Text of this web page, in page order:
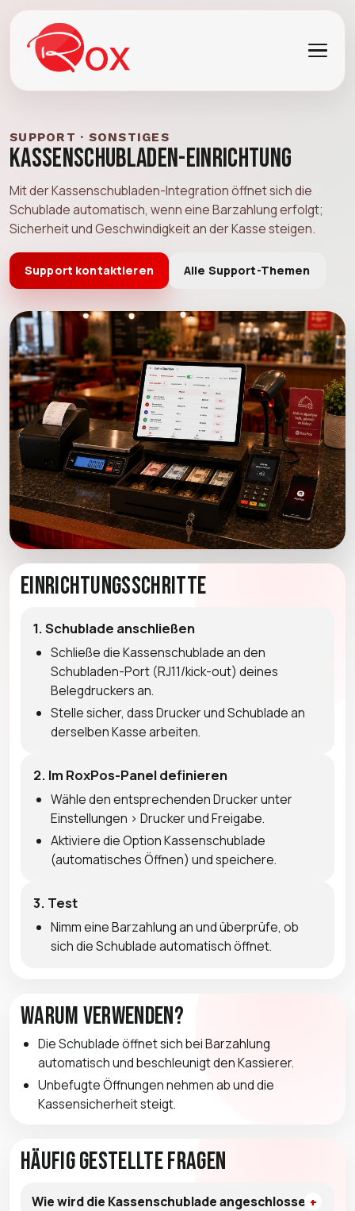
SUPPORT · SONSTIGES
Kassenschubladen-Einrichtung
Mit der Kassenschubladen-Integration öffnet sich die
Schublade automatisch, wenn eine Barzahlung erfolgt;
Sicherheit und Geschwindigkeit an der Kasse steigen.
Support kontaktieren Alle Support-Themen
Einrichtungsschritte
1. Schublade anschließen
Schließe die Kassenschublade an den
Schubladen-Port (RJ11/kick-out) deines
Belegdruckers an.
Stelle sicher, dass Drucker und Schublade an
derselben Kasse arbeiten.
2. Im RoxPos-Panel definieren
Wähle den entsprechenden Drucker unter
Einstellungen > Drucker und Freigabe.
Aktiviere die Option Kassenschublade
(automatisches Öffnen) und speichere.
3. Test
Nimm eine Barzahlung an und überprüfe, ob
sich die Schublade automatisch öffnet.
Warum verwenden?
Die Schublade öffnet sich bei Barzahlung
automatisch und beschleunigt den Kassierer.
Unbefugte Öffnungen nehmen ab und die
Kassensicherheit steigt.
Häufig gestellte Fragen
Wie wird die Kassenschublade angeschlossen?